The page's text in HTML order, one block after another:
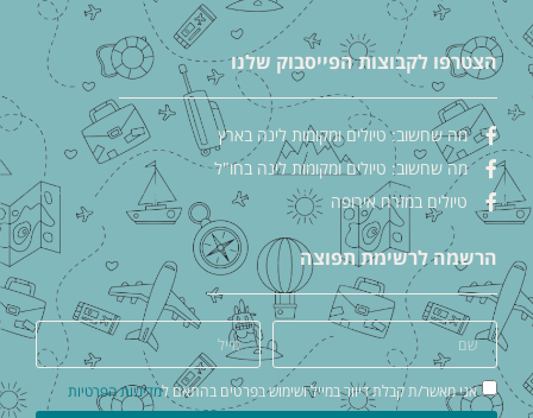
הצטרפו לקבוצות הפייסבוק שלנו
מה שחשוב: טיולים ומקומות לינה בארץ
מה שחשוב: טיולים ומקומות לינה בחו"ל
טיולים במזרח אירופה
הרשמה לרשימת תפוצה
אני מאשר/ת קבלת דיוור במייל ושימוש בפרטים בהתאם למדיניות הפרטיות